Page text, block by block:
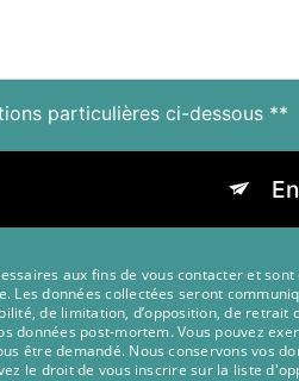
particulières ci-dessous **
aux fins de vous contacter et
données collectées seront
de limitation, d’opposition, de
données post-mortem. Vous pouvez
être demandé. Nous conservons vos
le droit de vous inscrire sur la liste